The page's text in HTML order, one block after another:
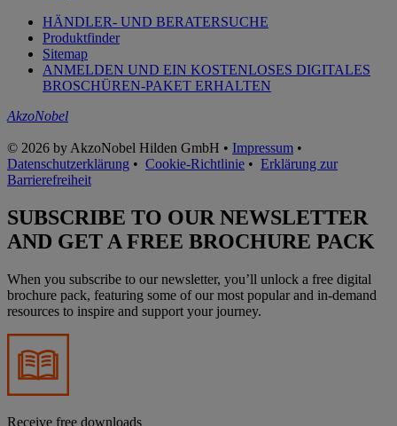
HÄNDLER- UND BERATERSUCHE
Produktfinder
Sitemap
ANMELDEN UND EIN KOSTENLOSES DIGITALES
BROSCHÜREN-PAKET ERHALTEN
AkzoNobel
© 2026 by AkzoNobel Hilden GmbH • Impressum •
Datenschutzerklärung • Cookie-Richtlinie • Erklärung zur
Barrierefreiheit
SUBSCRIBE TO OUR NEWSLETTER
AND GET A FREE BROCHURE PACK
When you subscribe to our newsletter, you’ll unlock a free digital
brochure pack, featuring some of our most popular and in-demand
resources to inspire and support your journey.
Receive free downloads